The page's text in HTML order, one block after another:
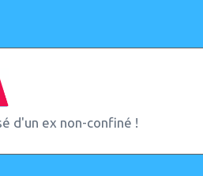
d'un ex non-confiné !